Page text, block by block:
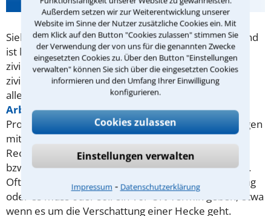
Außerdem setzen wir zur Weiterentwicklung unserer
Website im Sinne der Nutzer zusätzliche Cookies ein. Mit
dem Klick auf den Button "Cookies zulassen" stimmen Sie
der Verwendung der von uns für die genannten Zwecke
eingesetzten Cookies zu. Über den Button "Einstellungen
verwalten" können Sie sich über die eingesetzten Cookies
informieren und den Umfang Ihrer Einwilligung
konfigurieren.
Cookies zulassen
Einstellungen verwalten
Impressum ⁃ Datenschutzerklärung
Sieht man sich in einer Angelegenheit im Unrecht und
ist keine Straftat im Spiel, hat man die Möglichkeit,
zivilrechtlich dagegen vorzugehen. Typische
zivilrechtliche Klagen handeln vom Sinn und Unsinn
aller Arten von Verträgen (Kaufvertrag
Arbeitsvertrag,Mietvertrag. ..) oder vonAGB,
Probleme mit einer Reise oder Auseinandersetzungen
mit dem Nachbar - Im Prinzip also mit allen
Rechtsstreitigkeiten, die nicht mit demStrafrecht
bzw. einer strafrechtlichen Verfolgung zu tun haben.
Oftmals sind die örtlichen Gegebenheiten von Belang
oder es muss oder soll ein Vor-Ort-Termin geben, etwa
wenn es um die Verschattung einer Hecke geht.